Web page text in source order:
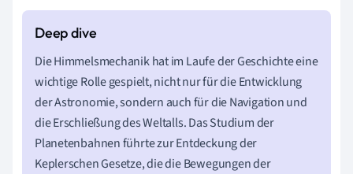
Die Himmelsmechanik hat im Laufe der Geschichte eine
wichtige Rolle gespielt, nicht nur für die Entwicklung
der Astronomie, sondern auch für die Navigation und
die Erschließung des Weltalls. Das Studium der
Planetenbahnen führte zur Entdeckung der
Keplerschen Gesetze, die die Bewegungen der